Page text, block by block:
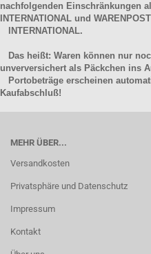
nachfolgenden Einschränkungen
INTERNATIONAL und WARENPOST
INTERNATIONAL.
Das heißt: Waren können nur
unverversichert als Päckchen ins
Portobeträge erscheinen
Kaufabschluß!
MEHR ÜBER...
Versandkosten
Privatsphäre und Datenschutz
Impressum
Kontakt